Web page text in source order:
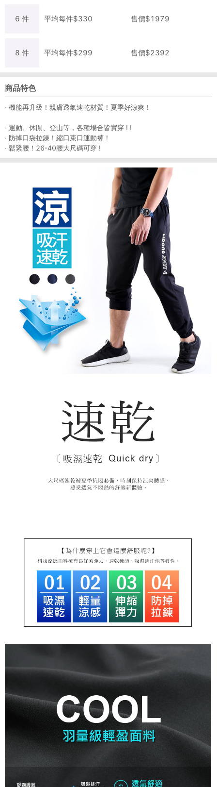
6 件 平均每件$330 售價$1979
8 件 平均每件$299 售價$2392
商品特色
‧ 機能再升級！親膚透氣速乾材質！夏季好涼爽！
‧ 運動、休閒、登山等，各種場合皆實穿 ! !
‧ 防掉口袋拉鍊！縮口束口運動褲！
‧ 鬆緊腰！26-40腰大尺碼可穿 !